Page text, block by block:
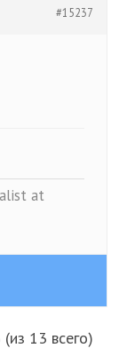
#15237
at
13 всего)